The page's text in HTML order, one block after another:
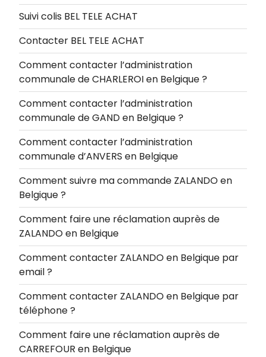
Suivi colis BEL TELE ACHAT
Contacter BEL TELE ACHAT
Comment contacter l’administration
communale de CHARLEROI en Belgique ?
Comment contacter l’administration
communale de GAND en Belgique ?
Comment contacter l’administration
communale d’ANVERS en Belgique
Comment suivre ma commande ZALANDO en
Belgique ?
Comment faire une réclamation auprès de
ZALANDO en Belgique
Comment contacter ZALANDO en Belgique par
email ?
Comment contacter ZALANDO en Belgique par
téléphone ?
Comment faire une réclamation auprès de
CARREFOUR en Belgique